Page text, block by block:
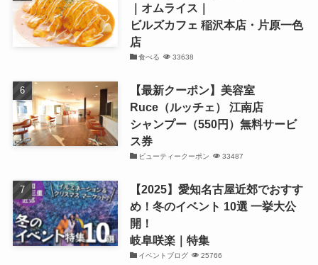
｜オムライス｜
ビルズカフェ 稲沢本店・片原一色
店
食べる 33638
【最新クーポン】美容室
Ruce（ルッチェ） 江南店
シャンプー（550円）無料サービ
ス券
ビューティークーポン 33487
【2025】愛知名古屋近郊でおすす
め！冬のイベント 10選 一挙大公
開！
岐阜咲楽｜特集
イベントブログ 25766